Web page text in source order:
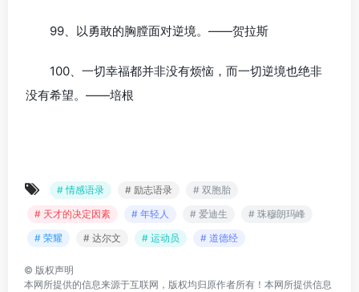
99、以勇敢的胸膛面对逆境。——贺拉斯
100、一切幸福都并非没有烦恼，而一切逆境也绝非
没有希望。——培根
# 情感语录 # 励志语录
# 双胞胎
# 天才的决定因素
# 年轻人 # 爱迪生
# 珠穆朗玛峰
# 荣耀
# 达尔文 # 运动员 # 道德经
© 版权声明
本网所提供的信息来源于互联网，版权均归原作者所有！本网所提供信息